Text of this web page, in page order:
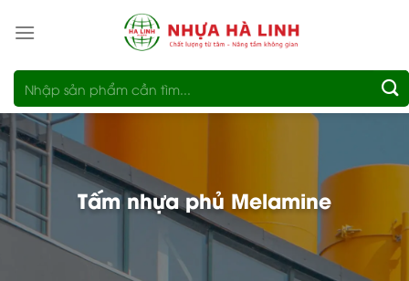
qua
dungTìm
kiếm:
Tấm nhựa phủ Melamine